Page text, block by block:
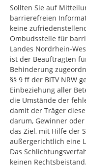
Sollten Sie auf
barrierefreien
keine
Ombudsstelle für
Landes Nordrhein-
ist der Beauftragten
Behinderung
§§ 9 ff der BITV NRW
Einbeziehung aller
die Umstände der
damit der Träger
darum, Gewinner
das Ziel, mit Hilfe der
außergerichtlich eine
Das
keinen Rechtsbeistand.